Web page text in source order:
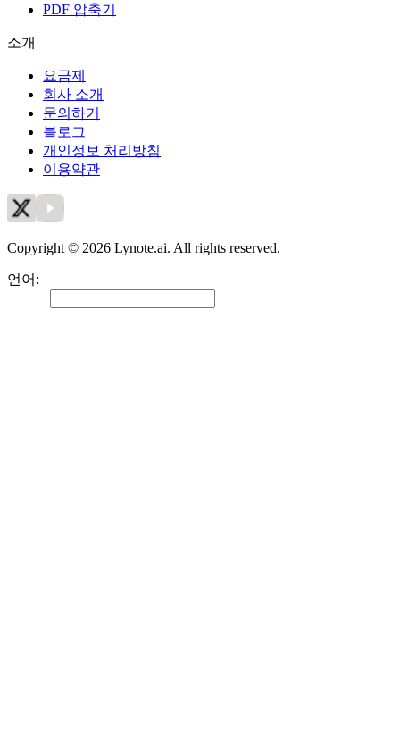
PDF 압축기
소개
요금제
회사 소개
문의하기
블로그
개인정보 처리방침
이용약관
Copyright © 2026 Lynote.ai. All rights reserved.
언어 :